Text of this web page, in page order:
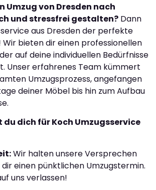
Umzug von Dresden nach
und stressfrei gestalten? Dann
aus Dresden der perfekte
bieten dir einen professionellen
auf deine individuellen Bedürfnisse
Unser erfahrenes Team kümmert
Umzugsprozess, angefangen
deiner Möbel bis hin zum Aufbau
dich für Koch Umzugsservice
Wir halten unsere Versprechen
einen pünktlichen Umzugstermin.
uns verlassen!